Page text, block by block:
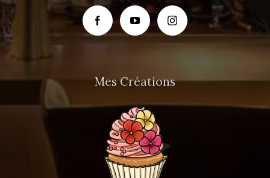
Mes Créations